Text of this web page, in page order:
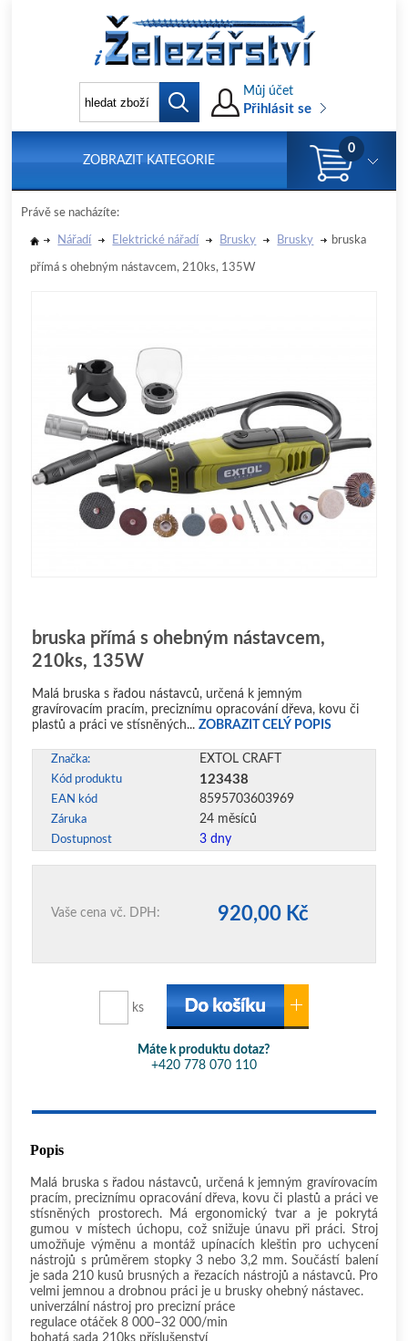
Můj účet
Přihlásit se
ZOBRAZIT KATEGORIE
0
Právě se nacházíte:
Nářadí Elektrické nářadí Brusky Brusky bruska
přímá s ohebným nástavcem, 210ks, 135W
bruska přímá s ohebným nástavcem,
210ks, 135W
Malá bruska s řadou nástavců, určená k jemným
gravírovacím pracím, preciznímu opracování dřeva, kovu či
plastů a práci ve stísněných... ZOBRAZIT CELÝ POPIS
Značka: EXTOL CRAFT
Kód produktu 123438
EAN kód 8595703603969
Záruka 24 měsíců
Dostupnost 3 dny
Vaše cena vč. DPH: 920,00 Kč
ks
Máte k produktu dotaz?
+420 778 070 110
Popis
Malá bruska s řadou nástavců, určená k jemným gravírovacím
pracím, preciznímu opracování dřeva, kovu či plastů a práci ve
stísněných prostorech. Má ergonomický tvar a je pokrytá
gumou v místech úchopu, což snižuje únavu při práci. Stroj
umožňuje výměnu a montáž upínacích kleštin pro uchycení
nástrojů s průměrem stopky 3 nebo 3,2 mm. Součástí balení
je sada 210 kusů brusných a řezacích nástrojů a nástavců. Pro
velmi jemnou a drobnou práci je u brusky ohebný nástavec.
univerzální nástroj pro precizní práce
regulace otáček 8 000–32 000/min
bohatá sada 210ks příslušenství